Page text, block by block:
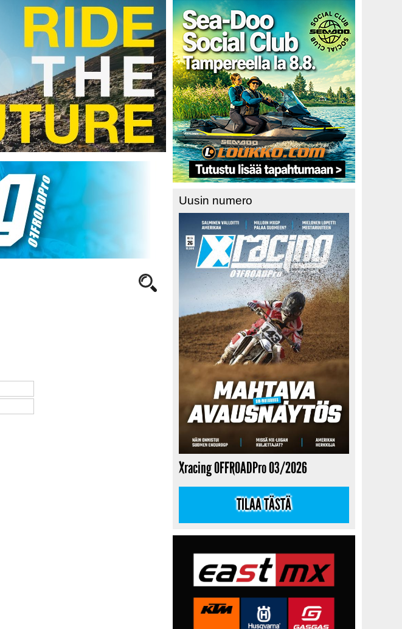
Uusin numero
Xracing OFFROADPro 03/2026
TILAA TÄSTÄ